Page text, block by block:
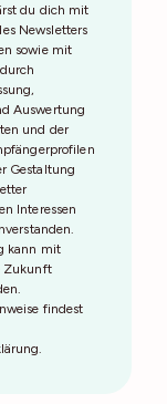
du dich mit
Newsletters
sowie mit
Auswertung
und der
Gestaltung
Interessen
kann mit
Zukunft
findest